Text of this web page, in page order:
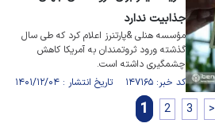
جذابیت ندارد
مؤسسه هنلی &پارتنرز اعلام کرد که طی سال
گذشته ورود ثروتمندان به آمریکا کاهش
چشمگیری داشته است.
کد خبر: ۱۴۷۱۶۵ تاریخ انتشار : ۱۴۰۱/۱۲/۰۴
1 2 3 >